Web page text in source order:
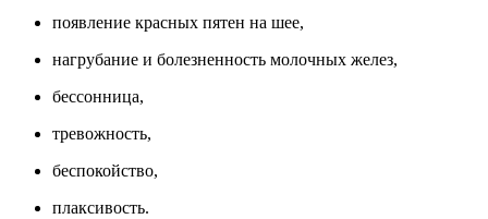
появление красных пятен на шее,
нагрубание и болезненность молочных желез,
бессонница,
тревожность,
беспокойство,
плаксивость.